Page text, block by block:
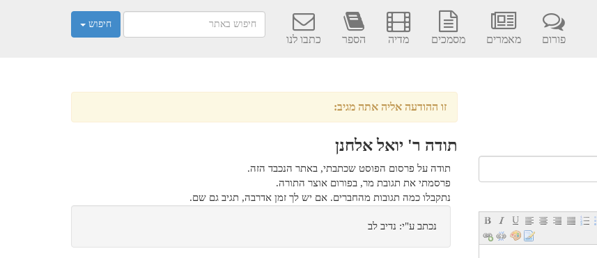
פורום מאמרים מסמכים מדיה הספר כתבו לנו
חיפוש
זו ההודעה אליה אתה מגיב:
תודה ר' יואל אלחנן
תודה על פרסום הפוסט שכתבתי, באתר הנכבד הזה.
פרסמתי את תגובת מר, בפורום אוצר התורה.
נתקבלו כמה תגובות מהחברים. אם יש לך זמן אדרבה, תגיב גם שם.
נכתב ע"י: נדיב לב